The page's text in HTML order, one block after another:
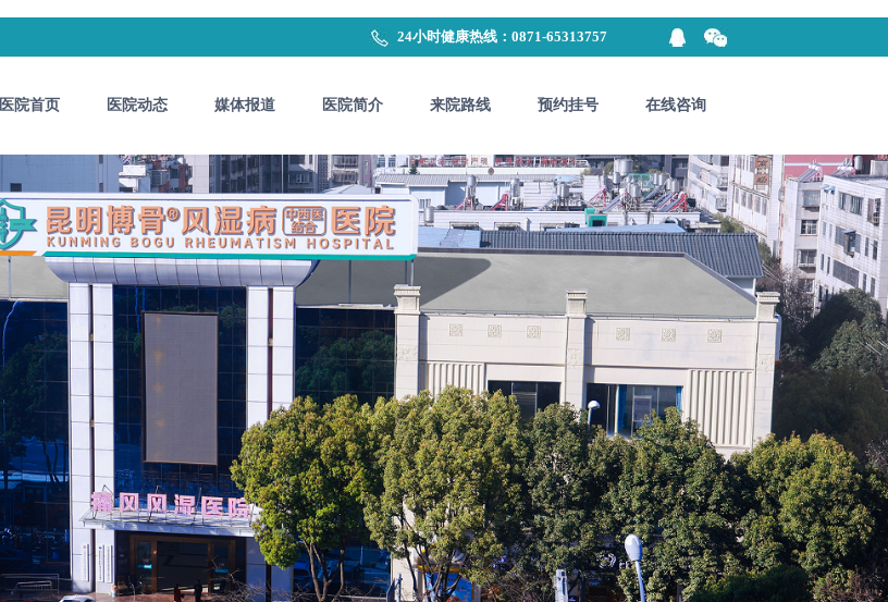
24小时健康热线：0871-65313757
医院首页 医院动态 媒体报道 医院简介 来院路线 预约挂号 在线咨询